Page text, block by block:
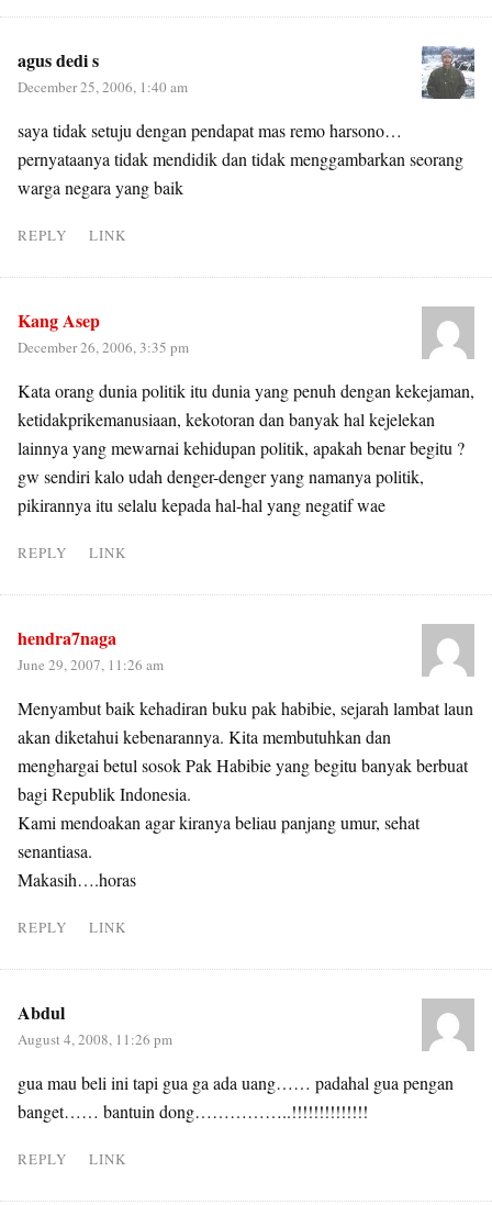
agus dedi s
December 25, 2006, 1:40 am
saya tidak setuju dengan pendapat mas remo harsono…
pernyataanya tidak mendidik dan tidak menggambarkan seorang
warga negara yang baik
REPLY LINK
Kang Asep
December 26, 2006, 3:35 pm
Kata orang dunia politik itu dunia yang penuh dengan kekejaman,
ketidakprikemanusiaan, kekotoran dan banyak hal kejelekan
lainnya yang mewarnai kehidupan politik, apakah benar begitu ?
gw sendiri kalo udah denger-denger yang namanya politik,
pikirannya itu selalu kepada hal-hal yang negatif wae
REPLY LINK
hendra7naga
June 29, 2007, 11:26 am
Menyambut baik kehadiran buku pak habibie, sejarah lambat laun
akan diketahui kebenarannya. Kita membutuhkan dan
menghargai betul sosok Pak Habibie yang begitu banyak berbuat
bagi Republik Indonesia.
Kami mendoakan agar kiranya beliau panjang umur, sehat
senantiasa.
Makasih….horas
REPLY LINK
Abdul
August 4, 2008, 11:26 pm
gua mau beli ini tapi gua ga ada uang…… padahal gua pengan
banget…… bantuin dong……………..!!!!!!!!!!!!!!
REPLY LINK